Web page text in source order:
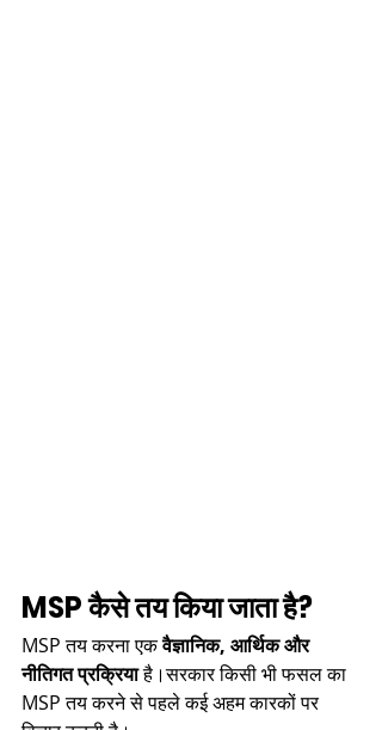
MSP कैसे तय किया जाता है?
MSP तय करना एक वैज्ञानिक, आर्थिक और
नीतिगत प्रक्रिया है।सरकार किसी भी फसल का
MSP तय करने से पहले कई अहम कारकों पर